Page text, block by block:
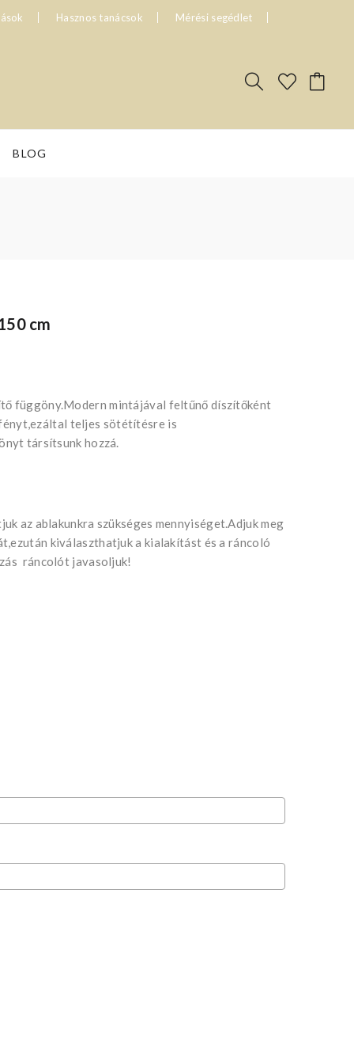
Hasznos tanácsok Mérési segédlet
BLOG
cm
függöny.Modern mintájával feltűnő díszítőként
teljes sötétítésre is
társítsunk hozzá.
az ablakunkra szükséges mennyiséget.Adjuk meg
kiválaszthatjuk a kialakítást és a ráncoló
ráncolót javasoljuk!